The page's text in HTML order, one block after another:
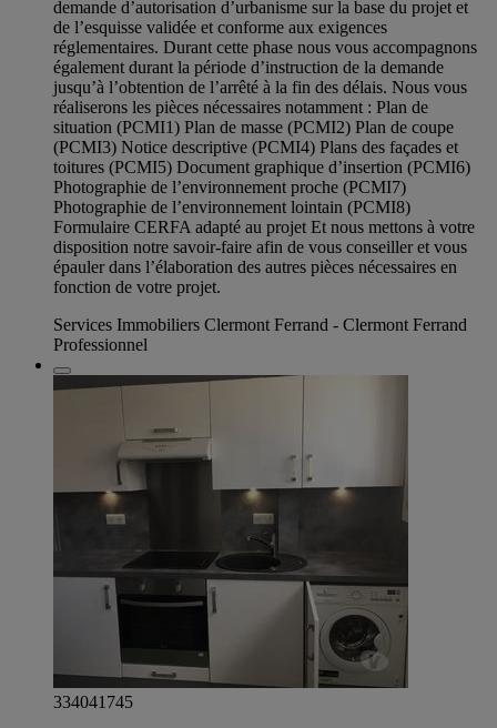
demande d’autorisation d’urbanisme sur la base du projet et
de l’esquisse validée et conforme aux exigences
réglementaires. Durant cette phase nous vous accompagnons
également durant la période d’instruction de la demande
jusqu’à l’obtention de l’arrêté à la fin des délais. Nous vous
réaliserons les pièces nécessaires notamment : Plan de
situation (PCMI1) Plan de masse (PCMI2) Plan de coupe
(PCMI3) Notice descriptive (PCMI4) Plans des façades et
toitures (PCMI5) Document graphique d’insertion (PCMI6)
Photographie de l’environnement proche (PCMI7)
Photographie de l’environnement lointain (PCMI8)
Formulaire CERFA adapté au projet Et nous mettons à votre
disposition notre savoir-faire afin de vous conseiller et vous
épauler dans l’élaboration des autres pièces nécessaires en
fonction de votre projet.
Services Immobiliers Clermont Ferrand - Clermont Ferrand
Professionnel
334041745